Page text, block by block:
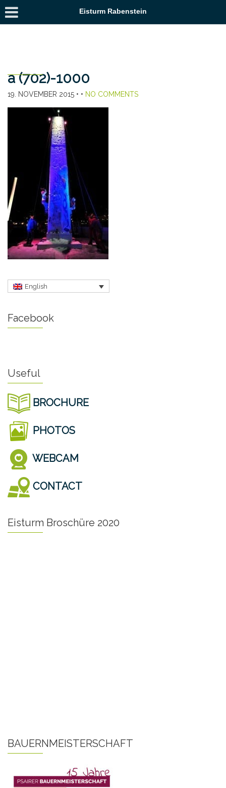
Eisturm Rabenstein
a (702)-1000
19. NOVEMBER 2015 • • NO COMMENTS
English
Facebook
Useful
BROCHURE
PHOTOS
WEBCAM
CONTACT
Eisturm Broschüre 2020
BAUERNMEISTERSCHAFT